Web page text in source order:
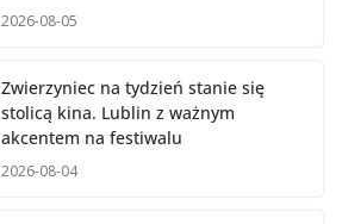
2026-08-05
Zwierzyniec na tydzień stanie się
stolicą kina. Lublin z ważnym
akcentem na festiwalu
2026-08-04